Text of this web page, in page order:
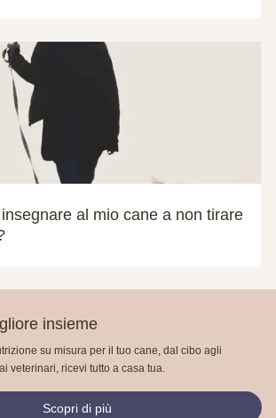
al mio cane a non tirare
insieme
su misura per il tuo cane, dal cibo agli
veterinari, ricevi tutto a casa tua.
Scopri di più